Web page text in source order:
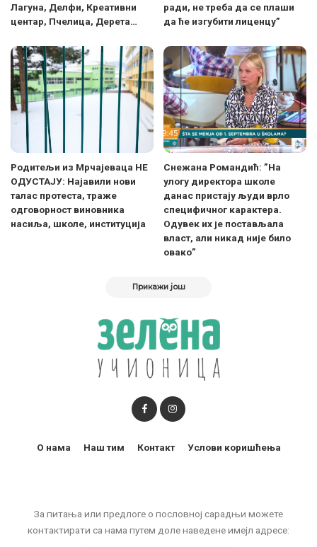
Лагуна, Делфи, Креативни
центар, Пчелица, Дерета…
ради, не треба да се плаши
да ће изгубити лиценцу”
Родитељи из Мрчајеваца НЕ
ОДУСТАЈУ: Најавили нови
талас протеста, траже
одговорност виновника
насиља, школе, институција
Снежана Романдић: ”На
улогу директора школе
данас пристају људи врло
специфичног карактера.
Одувек их је постављала
власт, али никад није било
овако”
Прикажи још
За питања или предлоге о пословној сарадњи можете
контактирати са нама путем доле наведене имејл адресе:
О нама Наш тим Контакт Услови коришћења